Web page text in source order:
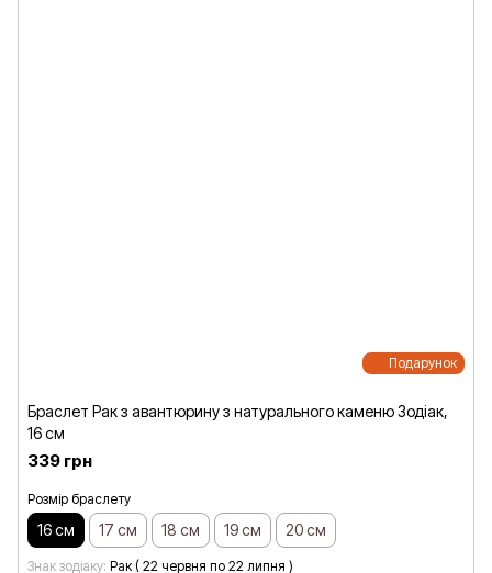
Подарунок
Браслет Рак з авантюрину з натурального каменю Зодіак,
16 см
339 грн
Розмір браслету
16 см 17 см 18 см 19 см 20 см
Знак зодіаку Рак ( 22 червня по 22 липня )